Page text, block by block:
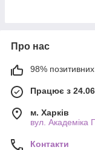
Про нас
98% позитивних
Працює з
м. Харків
вул. Академіка
Контакти